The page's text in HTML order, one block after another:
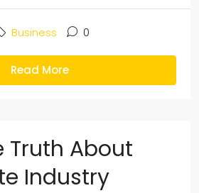
Business 0
Read More
Truth About
Industry